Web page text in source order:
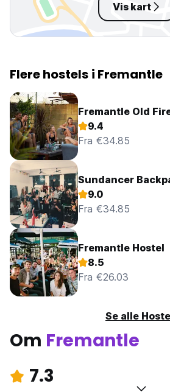
Vis kart
Flere hostels i Fremantle
Fremantle Old
9.4
Fra €34.85
Sundancer
9.0
Fra €34.85
Fremantle Hostel
8.5
Fra €26.03
Se alle
Om Fremantle
7.3